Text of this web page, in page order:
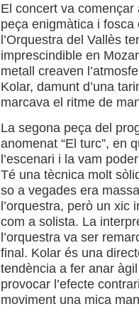
El concert va començar
peça enigmàtica i
l’Orquestra del Vallès
imprescindible en
metall creaven
Kolar, damunt d’una
marcava el ritme de
La segona peça del
anomenat “El turc”, en
l’escenari i la vam
Té una tècnica molt
so a vegades era
l’orquestra, però un xic
com a solista. La
l’orquestra va ser
final. Kolar és una
tendència a fer anar
provocar l’efecte
moviment una mica